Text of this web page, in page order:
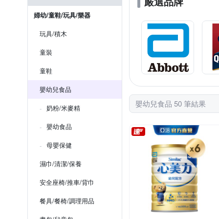
婦幼/童鞋/玩具/樂器
玩具/積木
童裝
童鞋
嬰幼兒食品
奶粉/米麥精
嬰幼食品
母嬰保健
濕巾/清潔/保養
安全座椅/推車/背巾
餐具/餐椅/調理用品
嬰幼兒食品 50 筆結果